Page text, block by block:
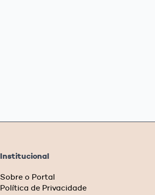
Institucional
Sobre o Portal
Política de Privacidade